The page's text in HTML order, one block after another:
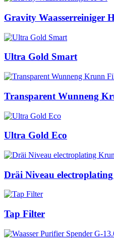
Gravity Waasserreiniger
Ultra Gold Smart
Transparent Wunneng
Ultra Gold Eco
Dräi Niveau
Tap Filter